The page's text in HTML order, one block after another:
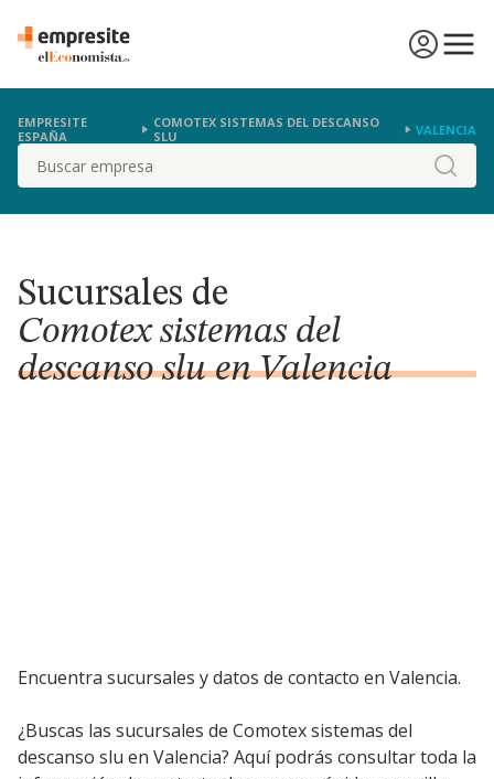
EMPRESITE
ESPAÑA
COMOTEX SISTEMAS DEL DESCANSO
SLU
VALENCIA
Buscar
Sucursales de
Comotex sistemas del
descanso slu en Valencia
Encuentra sucursales y datos de contacto en Valencia.
¿Buscas las sucursales de Comotex sistemas del
descanso slu en Valencia? Aquí podrás consultar toda la